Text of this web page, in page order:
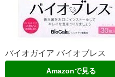
バイオガイア バイオブレス
Amazonで見る